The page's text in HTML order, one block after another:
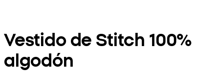
Vestido de Stitch 100%
algodón